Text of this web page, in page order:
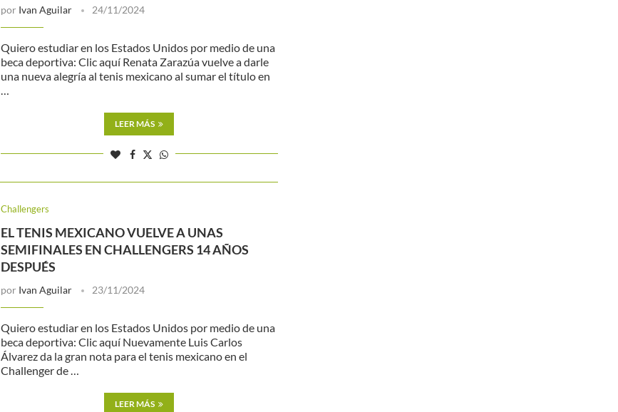
por Ivan Aguilar 24/11/2024
Quiero estudiar en los Estados Unidos por medio de una
beca deportiva: Clic aquí Renata Zarazúa vuelve a darle
una nueva alegría al tenis mexicano al sumar el título en
…
LEER MÁS
Challengers
EL TENIS MEXICANO VUELVE A UNAS
SEMIFINALES EN CHALLENGERS 14 AÑOS
DESPUÉS
por Ivan Aguilar 23/11/2024
Quiero estudiar en los Estados Unidos por medio de una
beca deportiva: Clic aquí Nuevamente Luis Carlos
Álvarez da la gran nota para el tenis mexicano en el
Challenger de …
LEER MÁS